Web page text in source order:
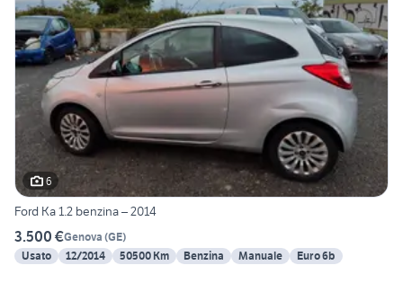
6
Ford Ka 1.2 benzina – 2014
3.500 €Genova (GE)
Usato
12/2014 50500 Km Benzina Manuale Euro 6b